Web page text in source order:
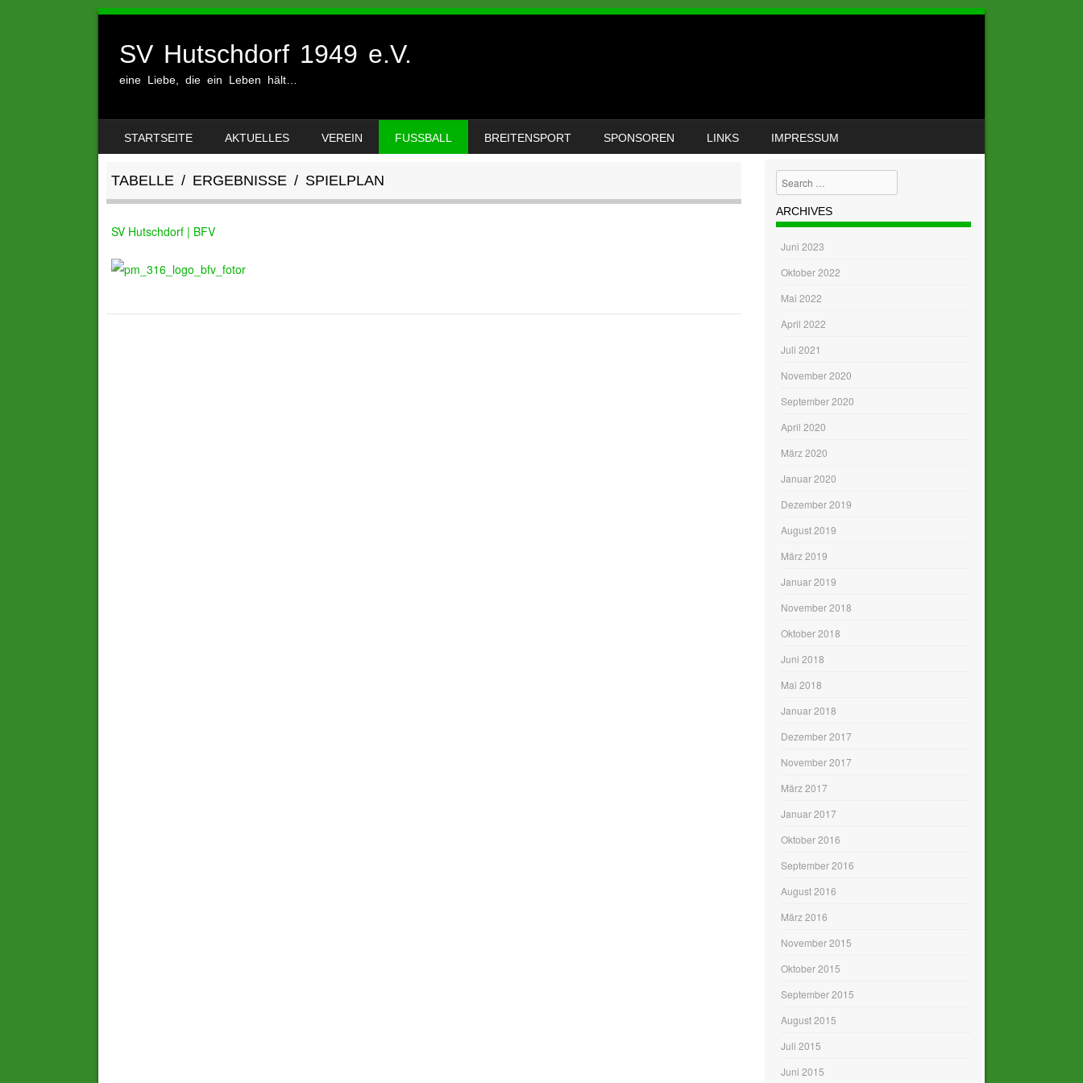
SV Hutschdorf 1949 e.V.
eine Liebe, die ein Leben hält…
MENU
STARTSEITE AKTUELLES VEREIN FUSSBALL BREITENSPORT SPONSOREN LINKS IMPRESSUM
TABELLE / ERGEBNISSE / SPIELPLAN
SV Hutschdorf | BFV
Search
ARCHIVES
Juni 2023
Oktober 2022
Mai 2022
April 2022
Juli 2021
November 2020
September 2020
April 2020
März 2020
Januar 2020
Dezember 2019
August 2019
März 2019
Januar 2019
November 2018
Oktober 2018
Juni 2018
Mai 2018
Januar 2018
Dezember 2017
November 2017
März 2017
Januar 2017
Oktober 2016
September 2016
August 2016
März 2016
November 2015
Oktober 2015
September 2015
August 2015
Juli 2015
Juni 2015